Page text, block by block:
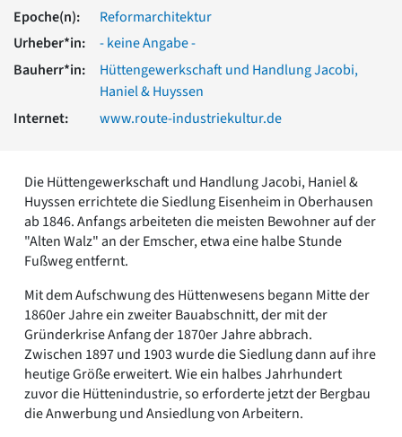
Romanik
Vorromanik
Römische Antike
Über uns
Fachbeirat
Impressum
Datenschutz
Suchbegriff eingeben
Epoche(n):
Reformarchitektur
Urheber*in:
- keine Angabe -
Bauherr*in:
Hüttengewerkschaft und Handlung Jacobi,
Haniel & Huyssen
Internet:
www.route-industriekultur.de
Die Hüttengewerkschaft und Handlung Jacobi, Haniel &
Huyssen errichtete die Siedlung Eisenheim in Oberhausen
ab 1846. Anfangs arbeiteten die meisten Bewohner auf der
"Alten Walz" an der Emscher, etwa eine halbe Stunde
Fußweg entfernt.
Mit dem Aufschwung des Hüttenwesens begann Mitte der
1860er Jahre ein zweiter Bauabschnitt, der mit der
Gründerkrise Anfang der 1870er Jahre abbrach.
Zwischen 1897 und 1903 wurde die Siedlung dann auf ihre
heutige Größe erweitert. Wie ein halbes Jahrhundert
zuvor die Hüttenindustrie, so erforderte jetzt der Bergbau
die Anwerbung und Ansiedlung von Arbeitern.